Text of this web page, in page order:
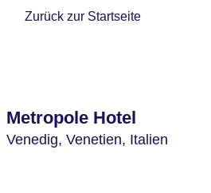
Zurück zur Startseite
Metropole Hotel
Venedig, Venetien, Italien